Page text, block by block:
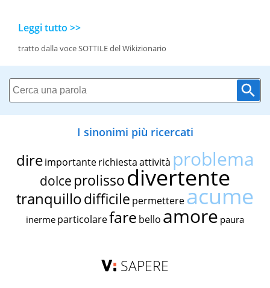
Leggi tutto >>
tratto dalla voce SOTTILE del Wikizionario
I sinonimi più ricercati
dire importante richiestaattività problema
dolce prolissodivertente
tranquillodifficile permettereacume
inerme particolarefare bello amore paura
SAPERE